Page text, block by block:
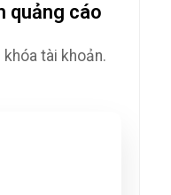
quảng cáo
tài khoản.